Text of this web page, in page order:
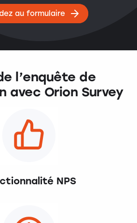
au formulaire
l’enquête de
avec Orion Survey
NPS